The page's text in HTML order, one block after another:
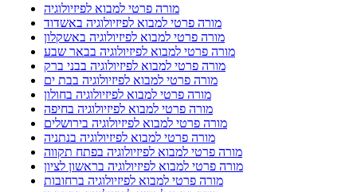
מורה פרטי למבוא לפיזיולוגיה
מורה פרטי למבוא לפיזיולוגיה באשדוד
מורה פרטי למבוא לפיזיולוגיה באשקלון
מורה פרטי למבוא לפיזיולוגיה בבאר שבע
מורה פרטי למבוא לפיזיולוגיה בבני ברק
מורה פרטי למבוא לפיזיולוגיה בבת ים
מורה פרטי למבוא לפיזיולוגיה בחולון
מורה פרטי למבוא לפיזיולוגיה בחיפה
מורה פרטי למבוא לפיזיולוגיה בירושלים
מורה פרטי למבוא לפיזיולוגיה בנתניה
מורה פרטי למבוא לפיזיולוגיה בפתח תקווה
מורה פרטי למבוא לפיזיולוגיה בראשון לציון
מורה פרטי למבוא לפיזיולוגיה ברחובות